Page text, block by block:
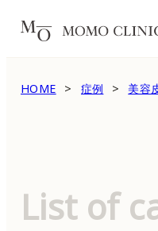
HOME 症例 美容
List of